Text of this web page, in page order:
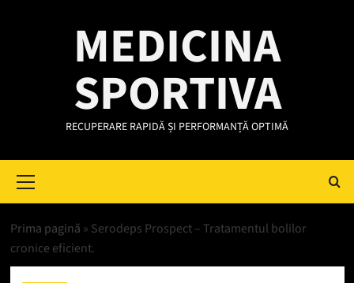
MEDICINA
SPORTIVA
RECUPERARE RAPIDĂ ȘI PERFORMANȚĂ OPTIMĂ
Menu
Prima pagină » Serodeps Prospect – Tratamentul bolilor
cronice eficient.